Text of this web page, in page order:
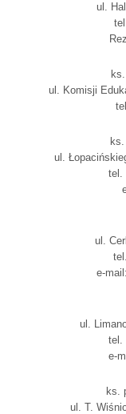
ul.
ul. Komisji
ul.
tel.
ul.
e-
ul.
tel.
e-
ks.
ul. T.